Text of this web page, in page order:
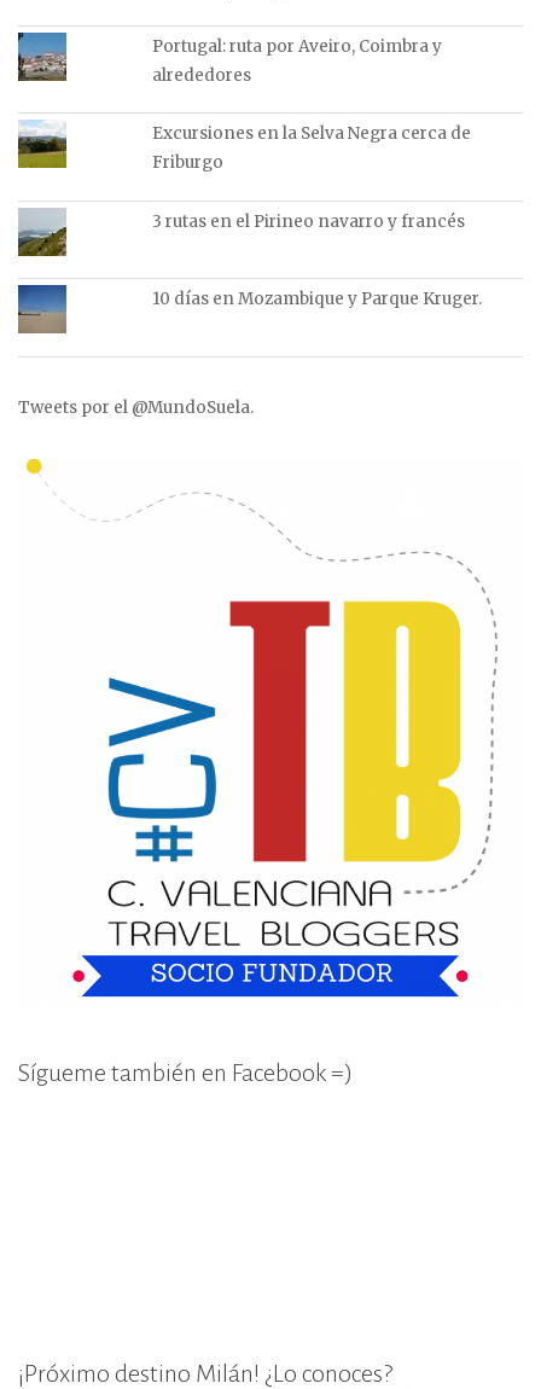
Portugal: ruta por Aveiro, Coimbra y
alrededores
Excursiones en la Selva Negra cerca de
Friburgo
3 rutas en el Pirineo navarro y francés
10 días en Mozambique y Parque Kruger.
Tweets por el @MundoSuela.
Sígueme también en Facebook =)
¡Próximo destino Milán! ¿Lo conoces?